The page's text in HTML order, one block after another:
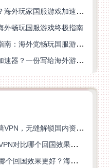
巴西怎么玩新笑傲江湖不卡顿？海外玩家国服游戏加速终极指南（附猫和老鼠一梦江湖实测）
外畅玩国服游戏终极指南
足球世界国外加速器下载安装指南：海外党畅玩国服游戏的终极解决方案
国外玩合金弹头：觉醒用什么加速器？一份写给海外游子的畅玩指南
海外党必看：如何选对回国翻墙VPN，无缝解锁国内资源？
ChickCN VPN好用吗？和海牛VPN对比哪个回国效果更好？
ChickCN VPN和当归VPN对比哪个回国效果更好？海外党亲测后选了它